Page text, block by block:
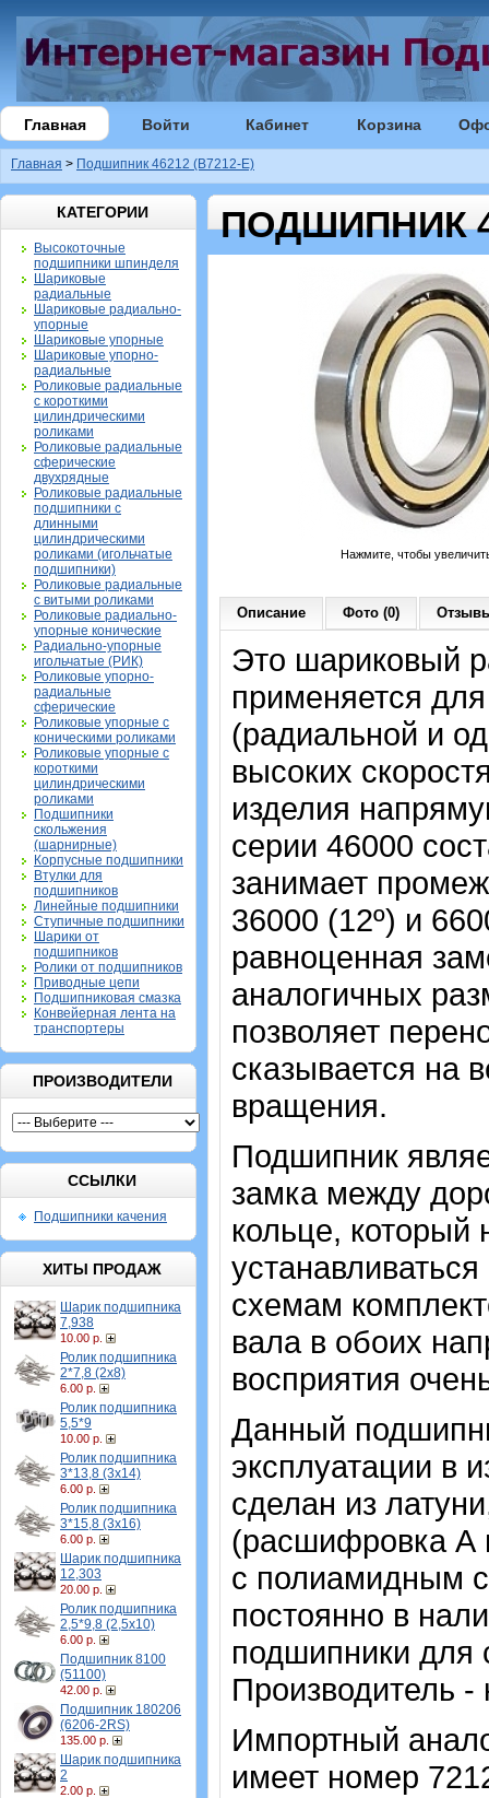
Главная Войти Кабинет Корзина
Главная > Подшипник 46212 (B7212-E)
КАТЕГОРИИ
Высокоточные
подшипники шпинделя
Шариковые
радиальные
Шариковые радиально-
упорные
Шариковые упорные
Шариковые упорно-
радиальные
Роликовые радиальные
с короткими
цилиндрическими
роликами
Роликовые радиальные
сферические
двухрядные
Роликовые радиальные
подшипники с
длинными
цилиндрическими
роликами (игольчатые
подшипники)
Роликовые радиальные
с витыми роликами
Роликовые радиально-
упорные конические
Радиально-упорные
игольчатые (РИК)
Роликовые упорно-
радиальные
сферические
Роликовые упорные с
коническими роликами
Роликовые упорные с
короткими
цилиндрическими
роликами
Подшипники
скольжения
(шарнирные)
Корпусные подшипники
Втулки для
подшипников
Линейные подшипники
Ступичные подшипники
Шарики от
подшипников
Ролики от подшипников
Приводные цепи
Подшипниковая смазка
Конвейерная лента на
транспортеры
ПРОИЗВОДИТЕЛИ
ССЫЛКИ
Подшипники качения
ХИТЫ ПРОДАЖ
Шарик подшипника
7,938
10.00 р.
Ролик подшипника
2*7,8 (2х8)
6.00 р.
Ролик подшипника
5,5*9
10.00 р.
Ролик подшипника
3*13,8 (3х14)
6.00 р.
Ролик подшипника
3*15,8 (3х16)
6.00 р.
Шарик подшипника
12,303
20.00 р.
Ролик подшипника
2,5*9,8 (2,5х10)
6.00 р.
Подшипник 8100
(51100)
42.00 р.
Подшипник 180206
(6206-2RS)
135.00 р.
Шарик подшипника
2
2.00 р.
ПОДШИПНИК
Нажмите, чтобы
Описание Фото (0)
Это шариковый
применяется
(радиальной и
высоких
изделия
серии 46000
занимает
36000 (12º) и
равноценная
аналогичных
позволяет
сказывается на
вращения.
Подшипник
замка между
кольце,
схемам
вала в обоих
восприятия
Данный
эксплуатации в
сделан из
(расшифровка А
с полиамидным
постоянно в
подшипники для
Производитель
Импортный
имеет номер